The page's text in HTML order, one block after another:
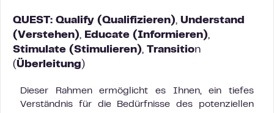
QUEST: Qualify (Qualifizieren), Understand
( Verstehen), Educate (Informieren),
Stimulate (Stimulieren), Transition
(Überleitung)
Dieser Rahmen ermöglicht es Ihnen, ein tiefes
Verständnis für die Bedürfnisse des potenziellen